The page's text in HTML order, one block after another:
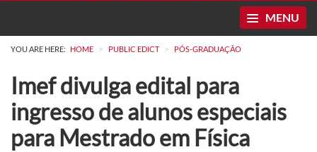
MENU
YOU ARE HERE: HOME > PUBLIC EDICT > PÓS-GRADUAÇÃO
Imef divulga edital para
ingresso de alunos especiais
para Mestrado em Física